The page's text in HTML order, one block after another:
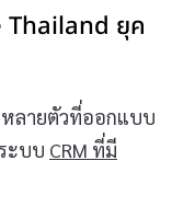
Thailand ยุค
ลายตัวที่ออกแบบ
ะบบ CRM ที่มี